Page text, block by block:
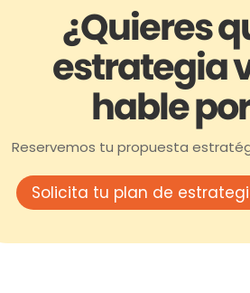
¿Quieres
estrategia
hable
Reservemos tu propuesta
Solicita tu plan de